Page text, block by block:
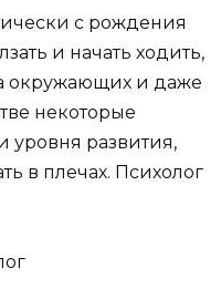
с рождения
и начать ходить,
окружающих и даже
некоторые
уровня развития,
в плечах. Психолог